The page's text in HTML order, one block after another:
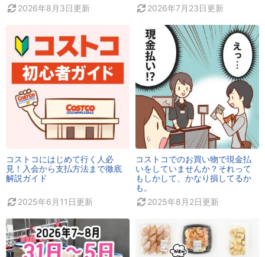
2026年8月3日更新 2026年7月23日更新
コストコにはじめて行く人必
見！入会から支払方法まで徹底
解説ガイド
2025年6月11日更新
コストコでのお買い物で現金払
いをしていませんか？それって
もしかして、かなり損してるか
も。
2025年8月2日更新